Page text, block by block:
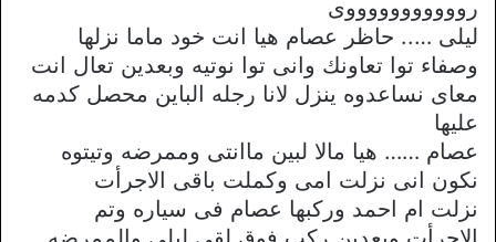
روووووووووووى
ليلى ….. حاظر عصام هيا انت خود ماما نزلها
وصفاء توا تعاونك وانى توا نوتيه وبعدين تعال انت
معاى نساعدوه ينزل لانا رجله الباين محصل كدمه
عليها
عصام …… هيا مالا لبين ماانتى وممرضه وتيتوه
نكون انى نزلت امى وكملت باقى الاجرأت
نزلت ام احمد وركبها عصام فى سياره وتم